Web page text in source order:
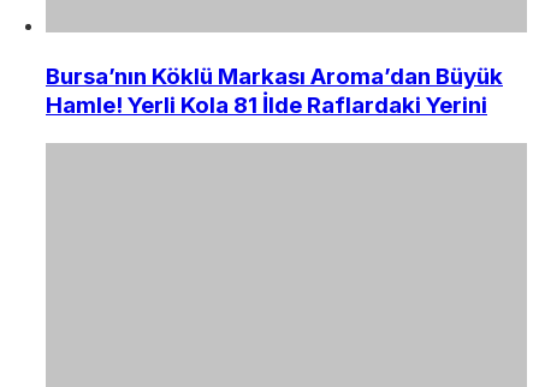
Bursa’nın Köklü Markası Aroma’dan Büyük
Hamle! Yerli Kola 81 İlde Raflardaki Yerini